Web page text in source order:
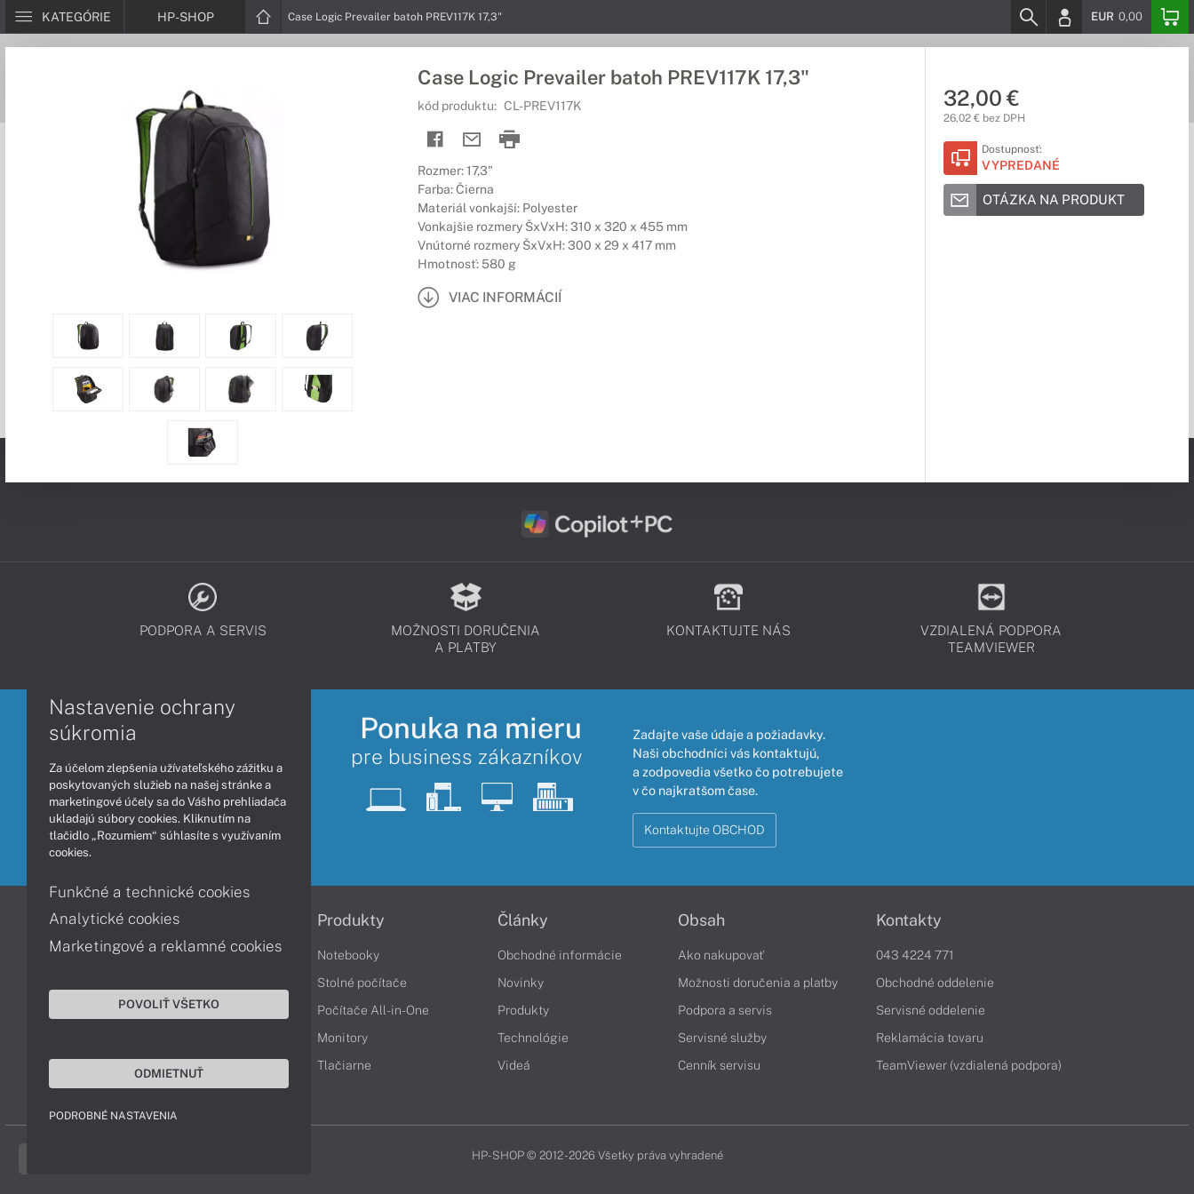
KATEGÓRIE HP-SHOP Case Logic Prevailer batoh PREV117K 17,3" EUR 0,00
Case Logic Prevailer batoh PREV117K 17,3"
kód produktu: CL-PREV117K
Rozmer: 17,3"
Farba: Čierna
Materiál vonkajší: Polyester
Vonkajšie rozmery ŠxVxH: 310 x 320 x 455 mm
Vnútorné rozmery ŠxVxH: 300 x 29 x 417 mm
Hmotnosť: 580 g
VIAC INFORMÁCIÍ
32,00 €
26,02 € bez DPH
Dostupnosť:
VYPREDANÉ
OTÁZKA NA PRODUKT
PODPORA A SERVIS
MOŽNOSTI DORUČENIA
A PLATBY
KONTAKTUJTE NÁS
VZDIALENÁ PODPORA
TEAMVIEWER
Ponuka na mieru
pre business zákazníkov
Zadajte vaše údaje a požiadavky.
Naši obchodníci vás kontaktujú,
a zodpovedia všetko čo potrebujete
v čo najkratšom čase.
Kontaktujte OBCHOD
Informácie
Obchodné podmienky
Ochrana osobných údajov
Vyhlásenie o prístupnosti
Cookies
Produkty
Notebooky
Stolné počítače
Počítače All-in-One
Monitory
Tlačiarne
Články
Obchodné informácie
Novinky
Produkty
Technológie
Videá
Obsah
Ako nakupovať
Možnosti doručenia a platby
Podpora a servis
Servisné služby
Cenník servisu
Kontakty
043 4224 771
Obchodné oddelenie
Servisné oddelenie
Reklamácia tovaru
TeamViewer (vzdialená podpora)
HP-SHOP © 2012 - 2026 Všetky práva vyhradené
Nastavenie ochrany
súkromia
Za účelom zlepšenia užívateľského zážitku a
poskytovaných služieb na našej stránke a
marketingové účely sa do Vášho prehliadača
ukladajú súbory cookies. Kliknutím na
tlačidlo „Rozumiem“ súhlasíte s využívaním
cookies.
Funkčné a technické cookies
Analytické cookies
Marketingové a reklamné cookies
POVOLIŤ VŠETKO
ODMIETNUŤ
PODROBNÉ NASTAVENIA